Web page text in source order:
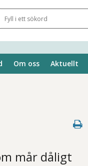
Sökfält
Om oss Aktuellt
mår dåligt